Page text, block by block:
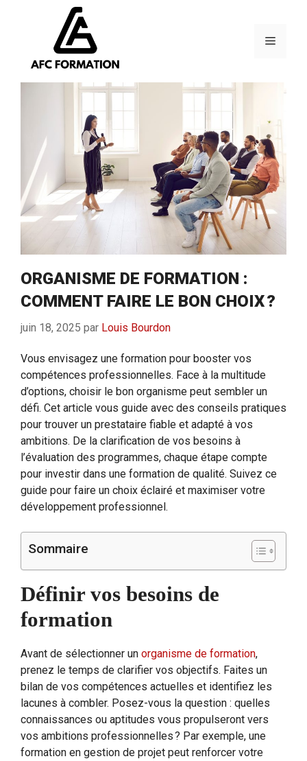
Menu
ORGANISME DE FORMATION :
COMMENT FAIRE LE BON CHOIX ?
juin 18, 2025 par Louis Bourdon
Vous envisagez une formation pour booster vos
compétences professionnelles. Face à la multitude
d’options, choisir le bon organisme peut sembler un
défi. Cet article vous guide avec des conseils pratiques
pour trouver un prestataire fiable et adapté à vos
ambitions. De la clarification de vos besoins à
l’évaluation des programmes, chaque étape compte
pour investir dans une formation de qualité. Suivez ce
guide pour faire un choix éclairé et maximiser votre
développement professionnel.
Sommaire
Définir vos besoins de
formation
Avant de sélectionner un organisme de formation,
prenez le temps de clarifier vos objectifs. Faites un
bilan de vos compétences actuelles et identifiez les
lacunes à combler. Posez-vous la question : quelles
connaissances ou aptitudes vous propulseront vers
vos ambitions professionnelles ? Par exemple, une
formation en gestion de projet peut renforcer votre